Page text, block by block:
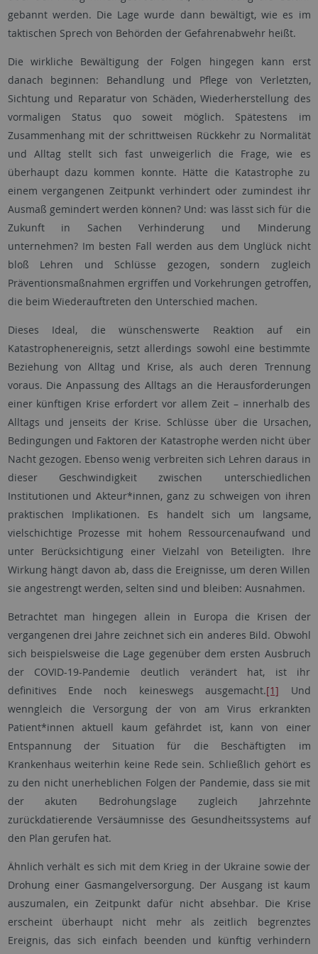
gebannt werden. Die Lage wurde dann bewältigt, wie es im
taktischen Sprech von Behörden der Gefahrenabwehr heißt.
Die wirkliche Bewältigung der Folgen hingegen kann erst
danach beginnen: Behandlung und Pflege von Verletzten,
Sichtung und Reparatur von Schäden, Wiederherstellung des
vormaligen Status quo soweit möglich. Spätestens im
Zusammenhang mit der schrittweisen Rückkehr zu Normalität
und Alltag stellt sich fast unweigerlich die Frage, wie es
überhaupt dazu kommen konnte. Hätte die Katastrophe zu
einem vergangenen Zeitpunkt verhindert oder zumindest ihr
Ausmaß gemindert werden können? Und: was lässt sich für die
Zukunft in Sachen Verhinderung und Minderung
unternehmen? Im besten Fall werden aus dem Unglück nicht
bloß Lehren und Schlüsse gezogen, sondern zugleich
Präventionsmaßnahmen ergriffen und Vorkehrungen getroffen,
die beim Wiederauftreten den Unterschied machen.
Dieses Ideal, die wünschenswerte Reaktion auf ein
Katastrophenereignis, setzt allerdings sowohl eine bestimmte
Beziehung von Alltag und Krise, als auch deren Trennung
voraus. Die Anpassung des Alltags an die Herausforderungen
einer künftigen Krise erfordert vor allem Zeit – innerhalb des
Alltags und jenseits der Krise. Schlüsse über die Ursachen,
Bedingungen und Faktoren der Katastrophe werden nicht über
Nacht gezogen. Ebenso wenig verbreiten sich Lehren daraus in
dieser Geschwindigkeit zwischen unterschiedlichen
Institutionen und Akteur*innen, ganz zu schweigen von ihren
praktischen Implikationen. Es handelt sich um langsame,
vielschichtige Prozesse mit hohem Ressourcenaufwand und
unter Berücksichtigung einer Vielzahl von Beteiligten. Ihre
Wirkung hängt davon ab, dass die Ereignisse, um deren Willen
sie angestrengt werden, selten sind und bleiben: Ausnahmen.
Betrachtet man hingegen allein in Europa die Krisen der
vergangenen drei Jahre zeichnet sich ein anderes Bild. Obwohl
sich beispielsweise die Lage gegenüber dem ersten Ausbruch
der COVID-19-Pandemie deutlich verändert hat, ist ihr
definitives Ende noch keineswegs ausgemacht.[1] Und
wenngleich die Versorgung der von am Virus erkrankten
Patient*innen aktuell kaum gefährdet ist, kann von einer
Entspannung der Situation für die Beschäftigten im
Krankenhaus weiterhin keine Rede sein. Schließlich gehört es
zu den nicht unerheblichen Folgen der Pandemie, dass sie mit
der akuten Bedrohungslage zugleich Jahrzehnte
zurückdatierende Versäumnisse des Gesundheitssystems auf
den Plan gerufen hat.
Ähnlich verhält es sich mit dem Krieg in der Ukraine sowie der
Drohung einer Gasmangelversorgung. Der Ausgang ist kaum
auszumalen, ein Zeitpunkt dafür nicht absehbar. Die Krise
erscheint überhaupt nicht mehr als zeitlich begrenztes
Ereignis, das sich einfach beenden und künftig verhindern